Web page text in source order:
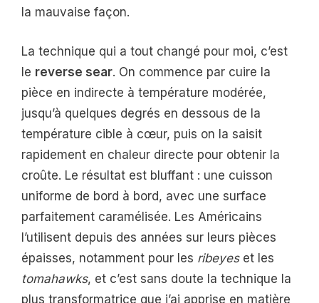
la mauvaise façon.
La technique qui a tout changé pour moi, c’est
le reverse sear. On commence par cuire la
pièce en indirecte à température modérée,
jusqu’à quelques degrés en dessous de la
température cible à cœur, puis on la saisit
rapidement en chaleur directe pour obtenir la
croûte. Le résultat est bluffant : une cuisson
uniforme de bord à bord, avec une surface
parfaitement caramélisée. Les Américains
l’utilisent depuis des années sur leurs pièces
épaisses, notamment pour les ribeyeset les
tomahawks, et c’est sans doute la technique la
plus transformatrice que j’ai apprise en matière